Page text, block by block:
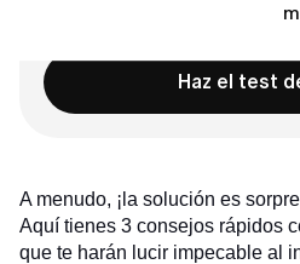
A menudo, ¡la solución es
Aquí tienes 3 consejos rápidos
que te harán lucir impecable al
¿Lista para encontrar
Haz el test